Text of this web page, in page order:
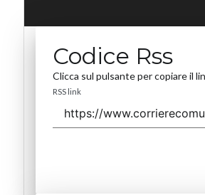
Codice Rss
Clicca sul pulsante per copiare il
RSS link